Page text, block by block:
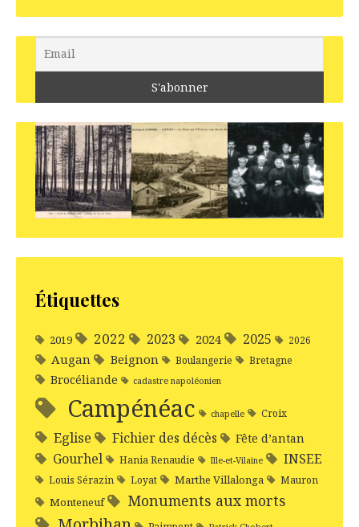
Étiquettes
2019 2022 2023 2024 2025 2026
Augan Beignon Boulangerie Bretagne
Brocéliande cadastre napoléonien
Campénéac chapelle Croix
Eglise Fichier des décès Fête d’antan
Gourhel Hania Renaudie Ille-et-Vilaine INSEE
Louis Sérazin Loyat Marthe Villalonga Mauron
Monteneuf Monuments aux morts